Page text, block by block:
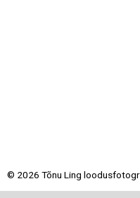
© 2026 Tõnu Ling